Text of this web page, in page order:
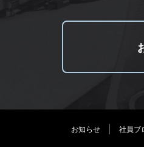
お知らせ 社員ブ